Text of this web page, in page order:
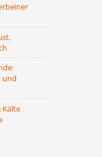
und
Kälte